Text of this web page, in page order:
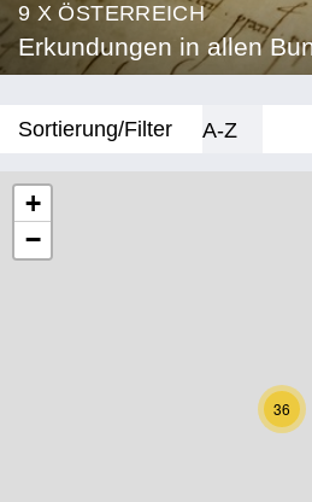
9 X ÖSTERREICH
Erkundungen in allen
Sortierung/Filter
A-Z
36
+
−